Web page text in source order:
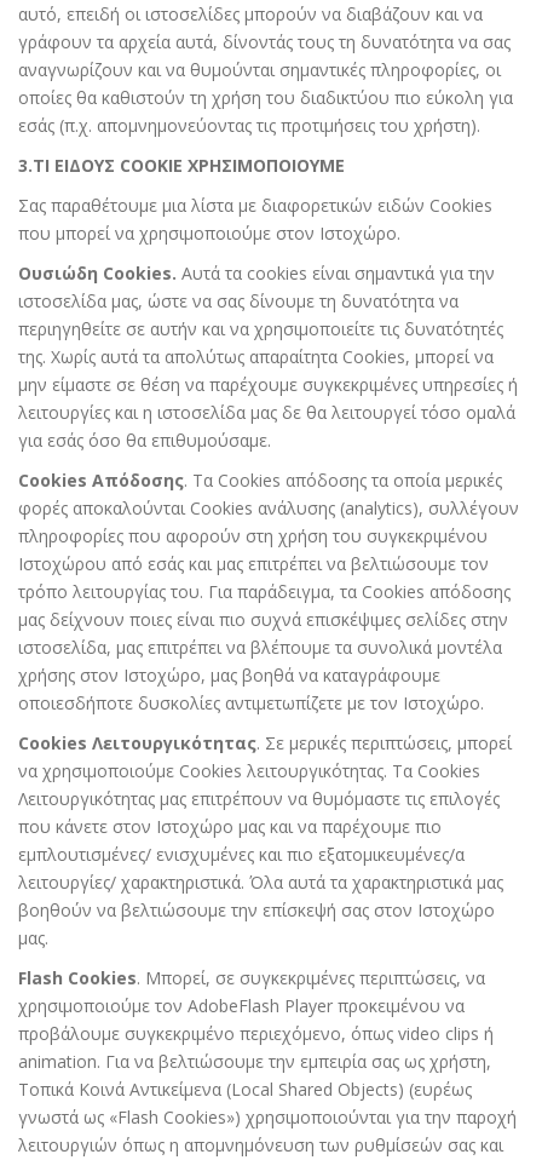
αυτό, επειδή οι ιστοσελίδες μπορούν να διαβάζουν και να
γράφουν τα αρχεία αυτά, δίνοντάς τους τη δυνατότητα να σας
αναγνωρίζουν και να θυμούνται σημαντικές πληροφορίες, οι
οποίες θα καθιστούν τη χρήση του διαδικτύου πιο εύκολη για
εσάς (π.χ. απομνημονεύοντας τις προτιμήσεις του χρήστη).
3.ΤΙ ΕΙΔΟΥΣ COOKIE ΧΡΗΣΙΜΟΠΟΙΟΥΜΕ
Σας παραθέτουμε μια λίστα με διαφορετικών ειδών Cookies
που μπορεί να χρησιμοποιούμε στον Ιστοχώρο.
Ουσιώδη Cookies. Αυτά τα cookies είναι σημαντικά για την
ιστοσελίδα μας, ώστε να σας δίνουμε τη δυνατότητα να
περιηγηθείτε σε αυτήν και να χρησιμοποιείτε τις δυνατότητές
της. Χωρίς αυτά τα απολύτως απαραίτητα Cookies, μπορεί να
μην είμαστε σε θέση να παρέχουμε συγκεκριμένες υπηρεσίες ή
λειτουργίες και η ιστοσελίδα μας δε θα λειτουργεί τόσο ομαλά
για εσάς όσο θα επιθυμούσαμε.
Cookies Απόδοσης. Τα Cookies απόδοσης τα οποία μερικές
φορές αποκαλούνται Cookies ανάλυσης (analytics), συλλέγουν
πληροφορίες που αφορούν στη χρήση του συγκεκριμένου
Ιστοχώρου από εσάς και μας επιτρέπει να βελτιώσουμε τον
τρόπο λειτουργίας του. Για παράδειγμα, τα Cookies απόδοσης
μας δείχνουν ποιες είναι πιο συχνά επισκέψιμες σελίδες στην
ιστοσελίδα, μας επιτρέπει να βλέπουμε τα συνολικά μοντέλα
χρήσης στον Ιστοχώρο, μας βοηθά να καταγράφουμε
οποιεσδήποτε δυσκολίες αντιμετωπίζετε με τον Ιστοχώρο.
Cookies Λειτουργικότητας. Σε μερικές περιπτώσεις, μπορεί
να χρησιμοποιούμε Cookies λειτουργικότητας. Τα Cookies
Λειτουργικότητας μας επιτρέπουν να θυμόμαστε τις επιλογές
που κάνετε στον Ιστοχώρο μας και να παρέχουμε πιο
εμπλουτισμένες/ ενισχυμένες και πιο εξατομικευμένες/α
λειτουργίες/ χαρακτηριστικά. Όλα αυτά τα χαρακτηριστικά μας
βοηθούν να βελτιώσουμε την επίσκεψή σας στον Ιστοχώρο
μας.
Flash Cookies. Μπορεί, σε συγκεκριμένες περιπτώσεις, να
χρησιμοποιούμε τον AdobeFlash Player προκειμένου να
προβάλουμε συγκεκριμένο περιεχόμενο, όπως video clips ή
animation. Για να βελτιώσουμε την εμπειρία σας ως χρήστη,
Τοπικά Κοινά Αντικείμενα (Local Shared Objects) (ευρέως
γνωστά ως «Flash Cookies») χρησιμοποιούνται για την παροχή
λειτουργιών όπως η απομνημόνευση των ρυθμίσεών σας και